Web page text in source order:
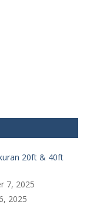
20ft & 40ft
7, 2025
2025